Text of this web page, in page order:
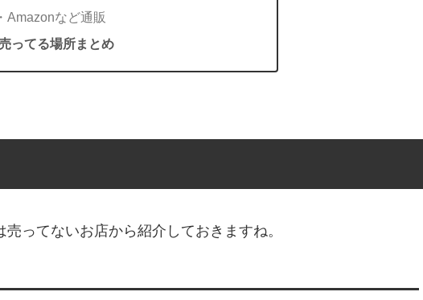
Amazonなど通販
ってる場所まとめ
ってないお店から紹介しておきますね。